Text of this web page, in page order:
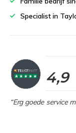
Specialist in
4,9
“Erg goede service